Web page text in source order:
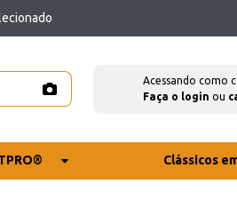
Acessando como
Faça o login ou
Clássicos